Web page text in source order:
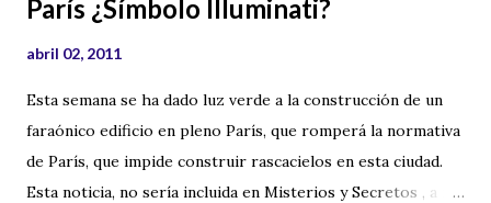
París ¿Símbolo Illuminati?
abril 02, 2011
Esta semana se ha dado luz verde a la construcción de un
faraónico edificio en pleno París, que romperá la normativa
de París, que impide construir rascacielos en esta ciudad.
Esta noticia, no sería incluida en Misterios y Secretos , a no